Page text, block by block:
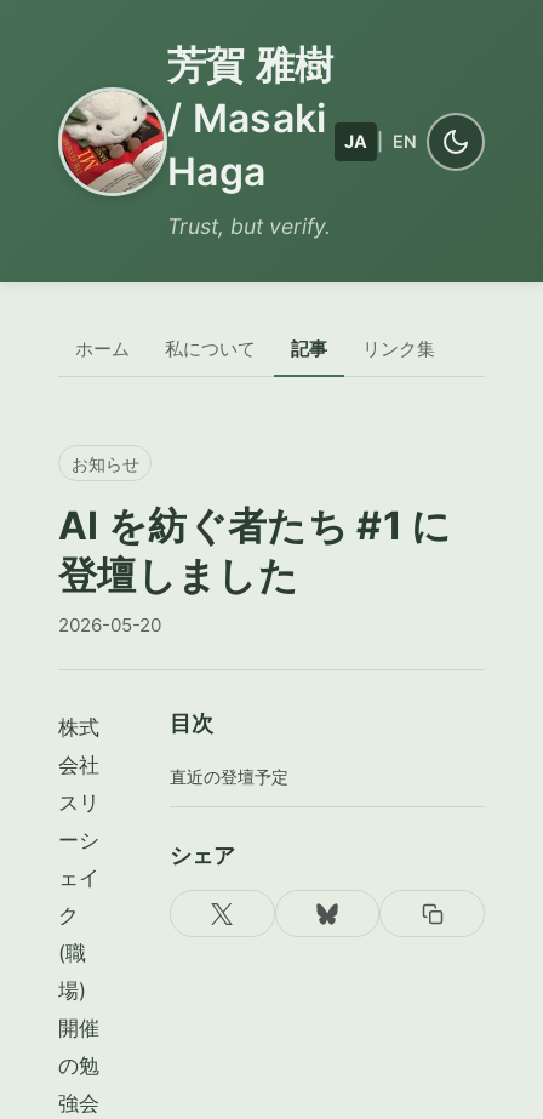
芳賀 雅樹
/ Masaki
Haga
Trust, but verify.
JA EN
ホーム 私について 記事 リンク集
お知らせ
AI を紡ぐ者たち #1 に
登壇しました
2026-05-20
目次
直近の登壇予定
シェア
株式
会社
スリ
ーシ
ェイ
ク
(職
場)
開催
の勉
強会